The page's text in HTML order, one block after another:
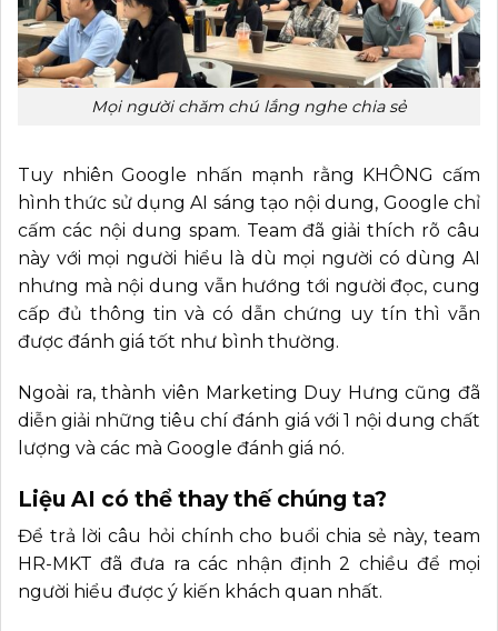
Mọi người chăm chú lắng nghe chia sẻ
Tuy nhiên Google nhấn mạnh rằng KHÔNG cấm
hình thức sử dụng AI sáng tạo nội dung, Google chỉ
cấm các nội dung spam. Team đã giải thích rõ câu
này với mọi người hiểu là dù mọi người có dùng AI
nhưng mà nội dung vẫn hướng tới người đọc, cung
cấp đủ thông tin và có dẫn chứng uy tín thì vẫn
được đánh giá tốt như bình thường.
Ngoài ra, thành viên Marketing Duy Hưng cũng đã
diễn giải những tiêu chí đánh giá với 1 nội dung chất
lượng và các mà Google đánh giá nó.
Liệu AI có thể thay thế chúng ta?
Để trả lời câu hỏi chính cho buổi chia sẻ này, team
HR-MKT đã đưa ra các nhận định 2 chiều để mọi
người hiểu được ý kiến khách quan nhất.